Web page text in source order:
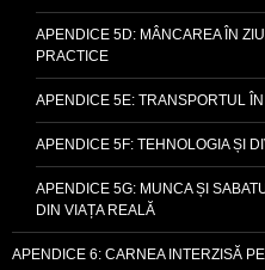
APENDICE 5D: MÂNCAREA ÎN
PRACTICE
APENDICE 5E: TRANSPORTUL
APENDICE 5F: TEHNOLOGIA ȘI
APENDICE 5G: MUNCA ȘI
DIN VIAȚA REALĂ
APENDICE 6: CARNEA INTERZISĂ